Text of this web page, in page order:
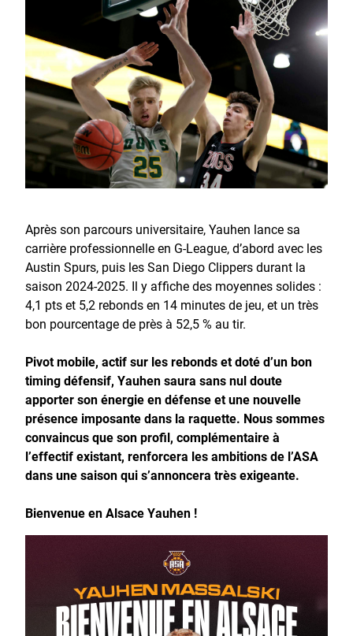
Après son parcours universitaire, Yauhen lance sa
carrière professionnelle en G-League, d’abord avec les
Austin Spurs, puis les San Diego Clippers durant la
saison 2024-2025. Il y affiche des moyennes solides :
4,1 pts et 5,2 rebonds en 14 minutes de jeu, et un très
bon pourcentage de près à 52,5 % au tir.
Pivot mobile, actif sur les rebonds et doté d’un bon
timing défensif, Yauhen saura sans nul doute
apporter son énergie en défense et une nouvelle
présence imposante dans la raquette. Nous sommes
convaincus que son profil, complémentaire à
l’effectif existant, renforcera les ambitions de l’ASA
dans une saison qui s’annoncera très exigeante.
Bienvenue en Alsace Yauhen !